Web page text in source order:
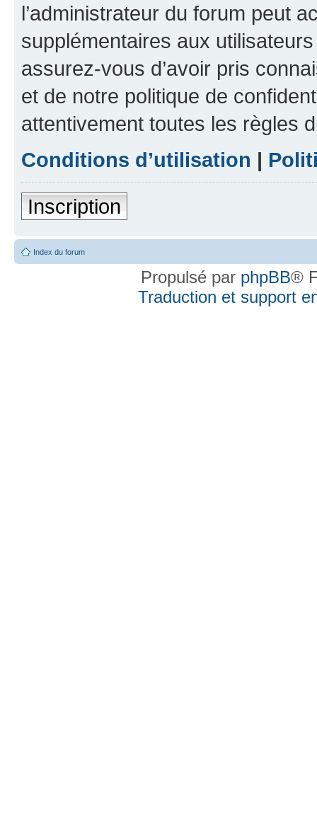
l’administrateur du forum peut
supplémentaires aux
assurez-vous d’avoir pris
et de notre politique de
attentivement toutes les règles
Conditions d’utilisation |
Inscription
Index du forum
Propulsé par phpBB®
Traduction et support